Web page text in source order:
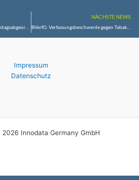
BVerfG: Organklage eines Bundestagsabgeordneten gegen „Ausschluss“ aus dem Parlamentarischen Kontrollgremium erfolglos
NÄCHSTE NEWS
BVerfG: Verfassungsbeschwerde gegen Tabaksteuer für E-Zigaretten erfolglos
Impressum
Datenschutz
Innodata Germany GmbH